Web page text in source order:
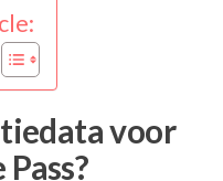
voor